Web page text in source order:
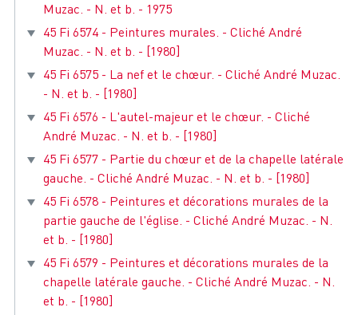
Muzac. - N. et b. - 1975
45 Fi 6574 - Peintures murales. - Cliché André
Muzac. - N. et b. - [1980]
45 Fi 6575 - La nef et le chœur. - Cliché André Muzac.
- N. et b. - [1980]
45 Fi 6576 - L'autel-majeur et le chœur. - Cliché
André Muzac. - N. et b. - [1980]
45 Fi 6577 - Partie du chœur et de la chapelle latérale
gauche. - Cliché André Muzac. - N. et b. - [1980]
45 Fi 6578 - Peintures et décorations murales de la
partie gauche de l'église. - Cliché André Muzac. - N.
et b. - [1980]
45 Fi 6579 - Peintures et décorations murales de la
chapelle latérale gauche. - Cliché André Muzac. - N.
et b. - [1980]